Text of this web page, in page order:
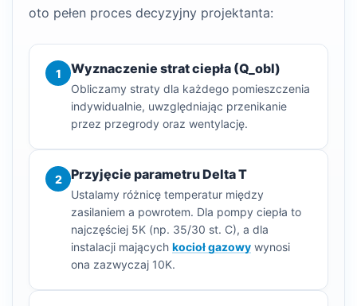
oto pełen proces decyzyjny projektanta:
1 Wyznaczenie strat ciepła (Q_obl)
Obliczamy straty dla każdego pomieszczenia
indywidualnie, uwzględniając przenikanie
przez przegrody oraz wentylację.
2 Przyjęcie parametru Delta T
Ustalamy różnicę temperatur między
zasilaniem a powrotem. Dla pompy ciepła to
najczęściej 5K (np. 35/30 st. C), a dla
instalacji mających kocioł gazowy wynosi
ona zazwyczaj 10K.